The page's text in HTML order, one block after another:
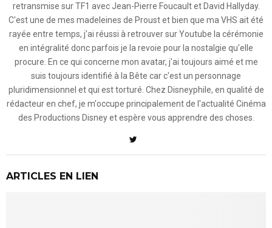
retransmise sur TF1 avec Jean-Pierre Foucault et David Hallyday.
C'est une de mes madeleines de Proust et bien que ma VHS ait été
rayée entre temps, j'ai réussi à retrouver sur Youtube la cérémonie
en intégralité donc parfois je la revoie pour la nostalgie qu'elle
procure. En ce qui concerne mon avatar, j'ai toujours aimé et me
suis toujours identifié à la Bête car c'est un personnage
pluridimensionnel et qui est torturé. Chez Disneyphile, en qualité de
rédacteur en chef, je m'occupe principalement de l'actualité Cinéma
des Productions Disney et espère vous apprendre des choses.
ARTICLES EN LIEN